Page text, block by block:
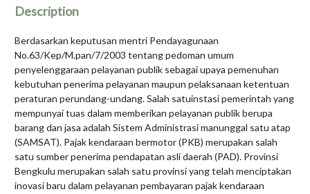
Description
Berdasarkan keputusan mentri Pendayagunaan
No.63/Kep/M.pan/7/2003 tentang pedoman umum
penyelenggaraan pelayanan publik sebagai upaya pemenuhan
kebutuhan penerima pelayanan maupun pelaksanaan ketentuan
peraturan perundang-undang. Salah satuinstasi pemerintah yang
mempunyai tuas dalam memberikan pelayanan publik berupa
barang dan jasa adalah Sistem Administrasi manunggal satu atap
(SAMSAT). Pajak kendaraan bermotor (PKB) merupakan salah
satu sumber penerima pendapatan asli daerah (PAD). Provinsi
Bengkulu merupakan salah satu provinsi yang telah menciptakan
inovasi baru dalam pelayanan pembayaran pajak kendaraan